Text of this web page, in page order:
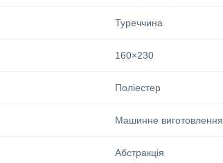
Туреччина
160×230
Поліестер
Машинне виготовлення
Абстракція